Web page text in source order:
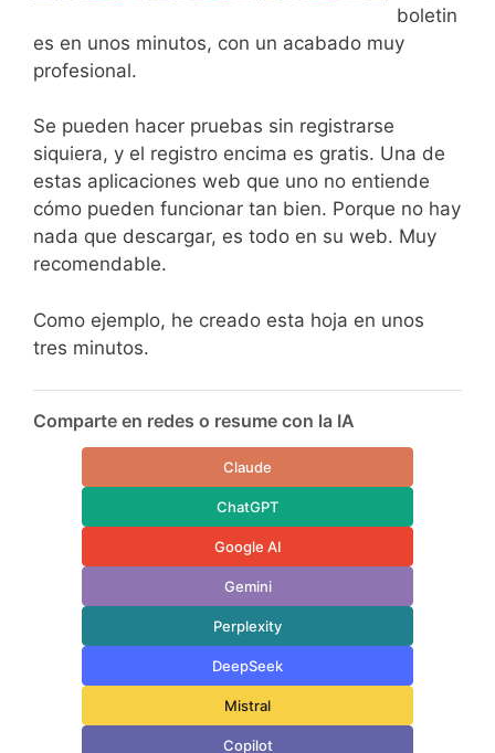
boletin
es en unos minutos, con un acabado muy
profesional.
Se pueden hacer pruebas sin registrarse
siquiera, y el registro encima es gratis. Una de
estas aplicaciones web que uno no entiende
cómo pueden funcionar tan bien. Porque no hay
nada que descargar, es todo en su web. Muy
recomendable.
Como ejemplo, he creado esta hoja en unos
tres minutos.
Comparte en redes o resume con la IA
Claude
ChatGPT
Google AI
Gemini
Perplexity
DeepSeek
Mistral
Copilot